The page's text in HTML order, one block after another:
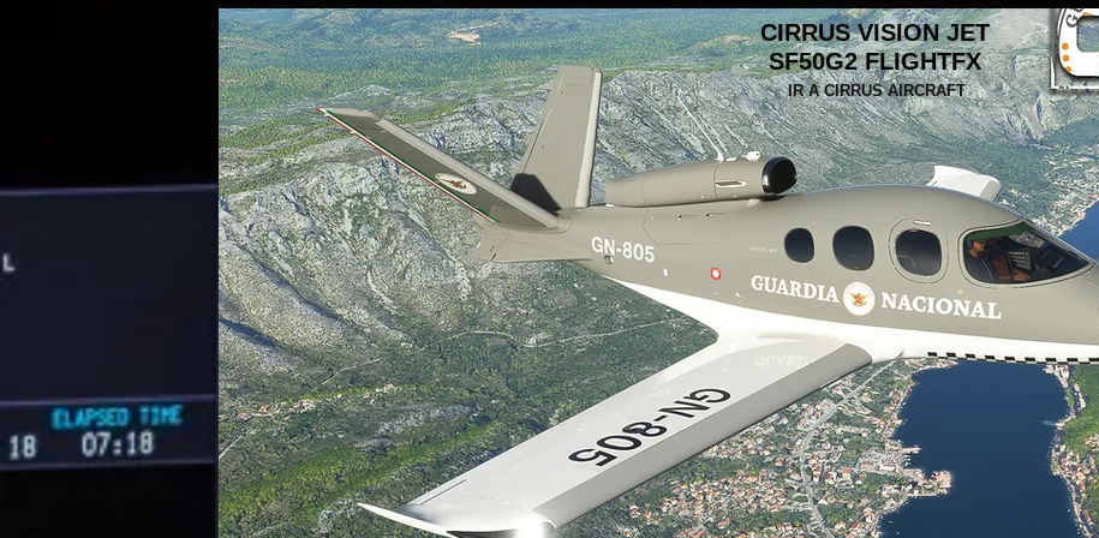
CIRRUS VISION JET
SF50G2 FLIGHTFX
IR A CIRRUS AIRCRAFT